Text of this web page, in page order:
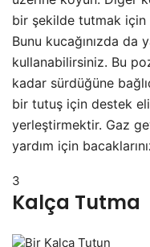
bir şekilde tutmak için
Bunu kucağınızda
kullanabilirsiniz. Bu
kadar sürdüğüne
bir tutuş için destek
yerleştirmektir. Gaz
yardım için
3
Kalça Tutma